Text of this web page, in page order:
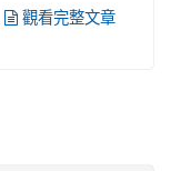
觀看完整文章